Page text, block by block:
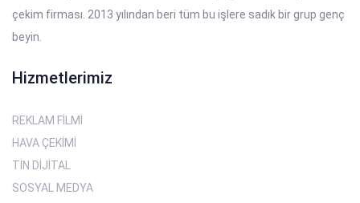
çekim firması. 2013 yılından beri tüm bu işlere sadık bir grup genç
beyin.
Hizmetlerimiz
REKLAM FİLMİ
HAVA ÇEKİMİ
TİN DİJİTAL
SOSYAL MEDYA